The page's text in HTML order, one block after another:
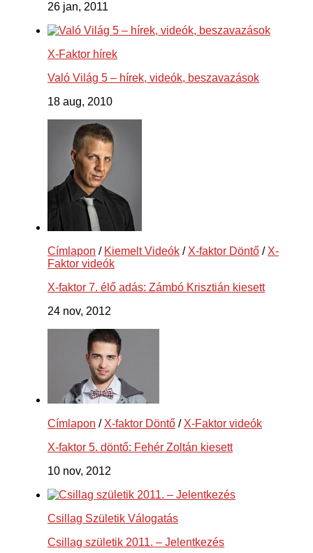
26 jan, 2011
X-Faktor hírek
Való Világ 5 – hírek, videók, beszavazások
18 aug, 2010
Címlapon / Kiemelt Videók / X-faktor Döntő / X-
Faktor videók
X-faktor 7. élő adás: Zámbó Krisztián kiesett
24 nov, 2012
Címlapon / X-faktor Döntő / X-Faktor videók
X-faktor 5. döntő: Fehér Zoltán kiesett
10 nov, 2012
Csillag Születik Válogatás
Csillag születik 2011. – Jelentkezés